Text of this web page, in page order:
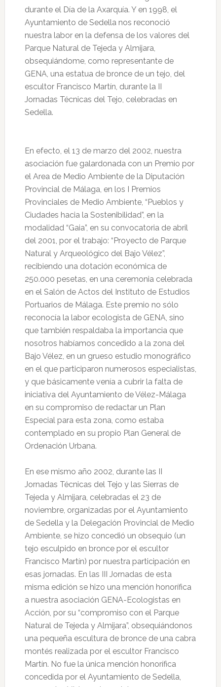
durante el Día de la Axarquía. Y en 1998, el
Ayuntamiento de Sedella nos reconoció
nuestra labor en la defensa de los valores del
Parque Natural de Tejeda y Almijara,
obsequiándome, como representante de
GENA, una estatua de bronce de un tejo, del
escultor Francisco Martín, durante la II
Jornadas Técnicas del Tejo, celebradas en
Sedella.
En efecto, el 13 de marzo del 2002, nuestra
asociación fue galardonada con un Premio por
el Area de Medio Ambiente de la Diputación
Provincial de Málaga, en los I Premios
Provinciales de Medio Ambiente, “Pueblos y
Ciudades hacia la Sostenibilidad”, en la
modalidad “Gaia”, en su convocatoria de abril
del 2001, por el trabajo: “Proyecto de Parque
Natural y Arqueológico del Bajo Vélez”,
recibiendo una dotación económica de
250.000 pesetas, en una ceremonia celebrada
en el Salón de Actos del Instituto de Estudios
Portuarios de Málaga. Este premio no sólo
reconocía la labor ecologista de GENA, sino
que también respaldaba la importancia que
nosotros habíamos concedido a la zona del
Bajo Vélez, en un grueso estudio monográfico
en el que participaron numerosos especialistas,
y que básicamente venía a cubrir la falta de
iniciativa del Ayuntamiento de Vélez-Málaga
en su compromiso de redactar un Plan
Especial para esta zona, como estaba
contemplado en su propio Plan General de
Ordenación Urbana.
En ese mismo año 2002, durante las II
Jornadas Técnicas del Tejo y las Sierras de
Tejeda y Almijara, celebradas el 23 de
noviembre, organizadas por el Ayuntamiento
de Sedella y la Delegación Provincial de Medio
Ambiente, se hizo concedió un obsequio (un
tejo esculpido en bronce por el escultor
Francisco Martín) por nuestra participación en
esas jornadas. En las III Jornadas de esta
misma edición se hizo una mención honorífica
a nuestra asociación GENA-Ecologistas en
Acción, por su “compromiso con el Parque
Natural de Tejeda y Almijara”, obsequiándonos
una pequeña escultura de bronce de una cabra
montés realizada por el escultor Francisco
Martín. No fue la única mención honorífica
concedida por el Ayuntamiento de Sedella,